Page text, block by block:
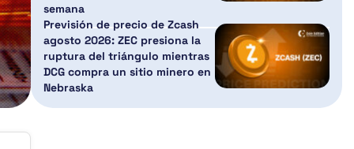
semana
Previsión de precio de Zcash
agosto 2026: ZEC presiona la
ruptura del triángulo mientras
DCG compra un sitio minero en
Nebraska